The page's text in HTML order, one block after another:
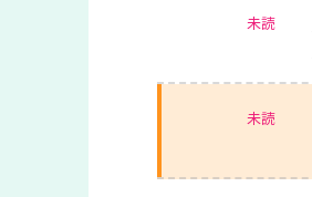
未読
未読